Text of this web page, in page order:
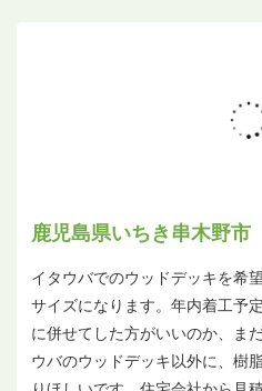
鹿児島県いちき串木野市
イタウバでのウッドデッキを希
サイズになります。年内着工予
に併せてした方がいいのか、ま
ウバのウッドデッキ以外に、樹